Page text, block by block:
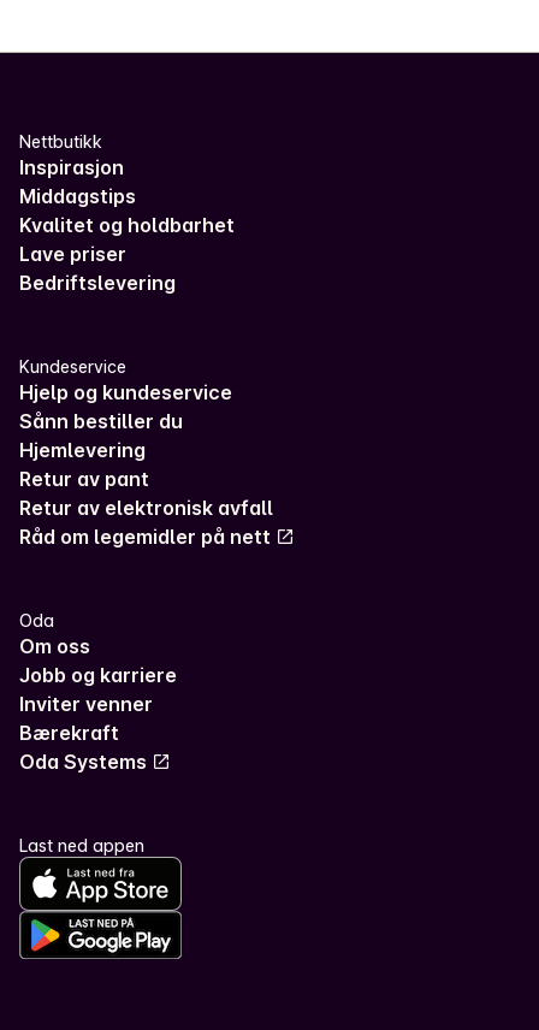
Nettbutikk
Inspirasjon
Middagstips
Kvalitet og holdbarhet
Lave priser
Bedriftslevering
Kundeservice
Hjelp og kundeservice
Sånn bestiller du
Hjemlevering
Retur av pant
Retur av elektronisk avfall
Råd om legemidler på nett
Oda
Om oss
Jobb og karriere
Inviter venner
Bærekraft
Oda Systems
Last ned appen